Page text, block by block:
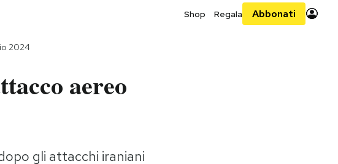
Shop Regala Abbonati
2024
aereo
gli attacchi iraniani